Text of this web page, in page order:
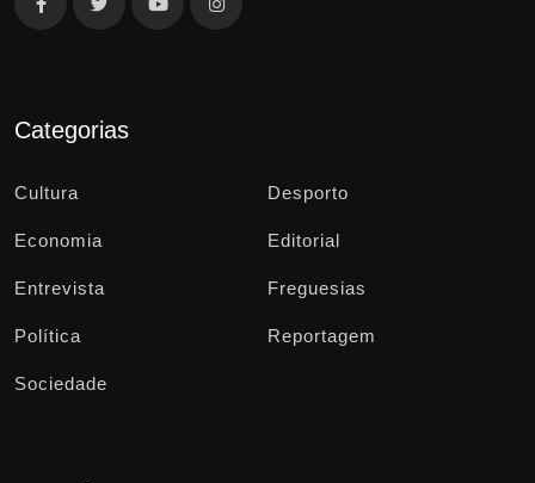
Categorias
Cultura Desporto
Economia Editorial
Entrevista Freguesias
Política Reportagem
Sociedade